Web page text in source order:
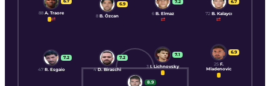
8.9
7.2
47 R. Esgaio
7.2
4 D. Biraschi
7.1
3 I. Lichnovsky
6.9
25 F.
Mladenovic
88 A. Traore
6.9
8 B. Özcan
7.2
6 B. Elmaz
6.7
72 B. Kalaycı